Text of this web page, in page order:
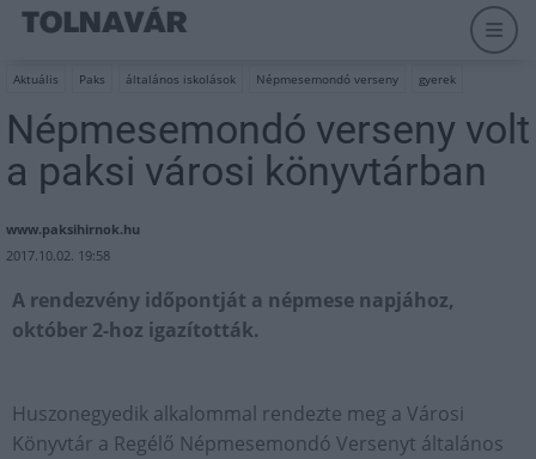
Aktuális Paks általános iskolások Népmesemondó verseny gyerek
Népmesemondó verseny volt
a paksi városi könyvtárban
www.paksihirnok.hu
2017.10.02. 19:58
A rendezvény időpontját a népmese napjához,
október 2-hoz igazították.
Huszonegyedik alkalommal rendezte meg a Városi
Könyvtár a Regélő Népmesemondó Versenyt általános